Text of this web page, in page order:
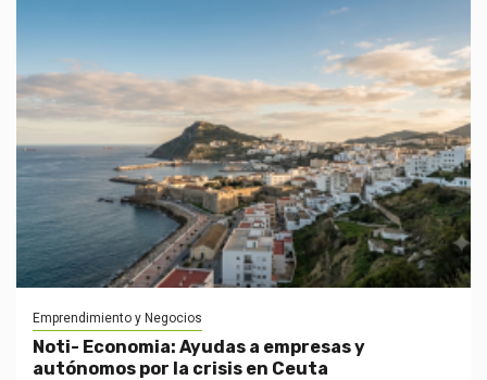
Emprendimiento y Negocios
Noti- Economia: Ayudas a empresas y
autónomos por la crisis en Ceuta